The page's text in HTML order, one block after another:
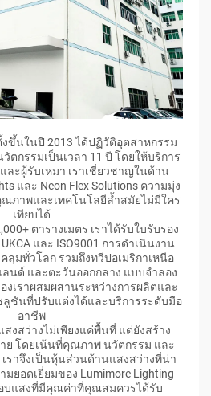
งขึ้นในปี 2013 ได้ปฏิวัติอุตสาหกรรม
กรรมเป็นเวลา 11 ปี โดยให้บริการ
ละผู้รับเหมา เราเชี่ยวชาญในด้าน
และ Neon Flex Solutions ความมุ่ง
ภาพและเทคโนโลยีล้ำสมัยไม่มีใคร
เทียบได้
ตารางเมตร เราได้รับใบรับรอง
UKCA และ ISO9001 การดำเนินงาน
ลุมทั่วโลก รวมถึงทวีปอเมริกาเหนือ
ลนด์ และตะวันออกกลาง แบบจำลอง
งเราผสมผสานระหว่างการผลิตและ
ลูชันที่ปรับแต่งได้และบริการระดับมือ
อาชีพ
สงสว่างไม่เพียงแค่พื้นที่ แต่ยังสร้าง
ย โดยเน้นที่คุณภาพ นวัตกรรม และ
ราจึงเป็นหุ้นส่วนด้านแสงสว่างที่น่า
ยอดเยี่ยมของ Lumimore Lighting
บแสงที่มีคุณค่าที่คุณสมควรได้รับ